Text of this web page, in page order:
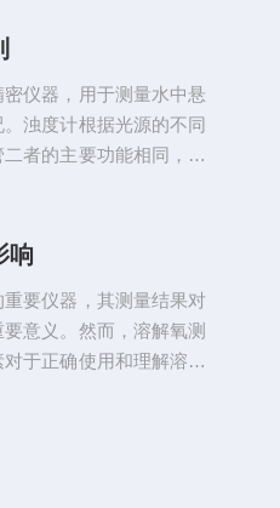
算出溶液的酸碱度(pH
仪器，用于测量水中悬
浊度计根据光源的不同
者的主要功能相同，即
光浊度计：红光浊度计
响
要仪器，其测量结果对
意义。然而，溶解氧测
于正确使用和理解溶解
同时测量水的温度，并